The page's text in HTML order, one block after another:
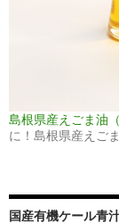
島根県産えごま油（
に！島根県産えご
国産有機ケール青